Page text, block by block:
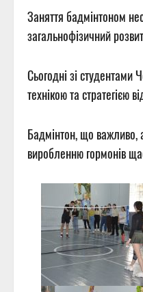
Заняття бадмінтоном
загальнофізичний
Сьогодні зі
технікою та стратегією
Бадмінтон, що важливо,
виробленню гормонів